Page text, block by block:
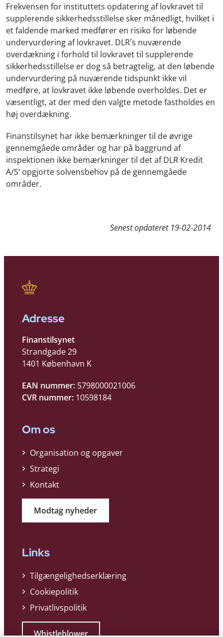
Frekvensen for instituttets opdatering af lovkravet til
supplerende sikkerhedsstillelse sker månedligt, hvilket i
et faldende marked medfører en risiko for løbende
undervurdering af lovkravet. DLR´s nuværende
overdækning i forhold til lovkravet til supplerende
sikkerhedsstillelse er dog så betragtelig, at den løbende
undervurdering på nuværende tidspunkt ikke vil
medføre, at lovkravet ikke løbende overholdes. Det er
væsentligt, at der med den valgte metode fastholdes en
høj overdækning.
Finanstilsynet har ikke bemærkninger til de øvrige
gennemgåede områder og har på baggrund af
inspektionen ikke bemærkninger til det af DLR Kredit
A/S’ opgjorte solvensbehov på de gennemgåede
områder.
Senest opdateret 19-02-2014
Adresse
Finanstilsynet
Strandgade 29
1401 København K
EAN nummer: 5798000021006
CVR nummer: 10598184
Om os
Organisation og opgaver
Strategi
Kontakt
Modtag nyheder
Links
Tilgængelighedserklæring
Cookiepolitik
Privatlivspolitik
Whistleblower